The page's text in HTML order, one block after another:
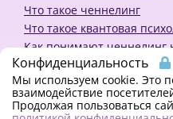
Что такое ченнелинг
Что такое квантовая
Как понимают ченнелинг
Политика
Закажи
Конфиденциальность
Мы используем cookie. Это
взаимодействие
Продолжая пользоваться